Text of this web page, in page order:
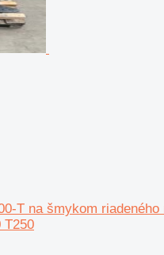
T na šmykom riadeného
T250